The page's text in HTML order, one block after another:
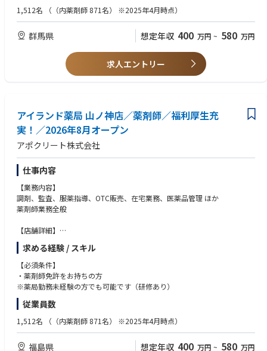
1,512名 （（内薬剤師 871名） ※2025年4月時点）
群馬県 想定年収 400 万円 ~ 580 万円
求人エントリー
アイランド薬局 山ノ神店／薬剤師／福利厚生充
実！／2026年8月オープン
アポクリート株式会社
仕事内容
【業務内容】
調剤、監査、服薬指導、OTC販売、在宅業務、医薬品管理 ほか
薬剤師業務全般
【店舗詳細】
■営業時間・・・月～金 9:00～17:30
土 9:00～13:00
■定休日・・・日祝
■処方科目・・・総合
2026年8月オープンの新店です。
求める経験 / スキル
【必須条件】
・薬剤師免許をお持ちの方
※薬局勤務未経験の方でも可能です（研修あり）
従業員数
1,512名 （（内薬剤師 871名） ※2025年4月時点）
福島県 想定年収 400 万円 ~ 580 万円